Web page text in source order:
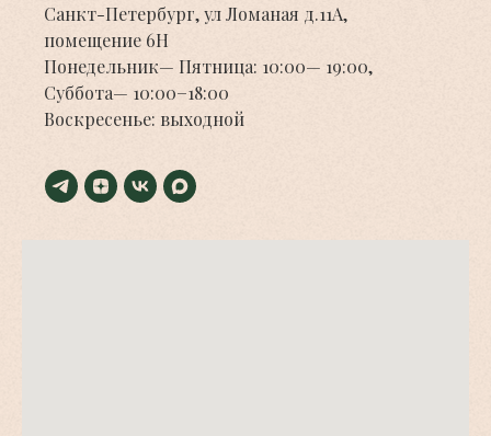
Санкт-Петербург, ул Ломаная д.11А,
помещение 6Н
Понедельник— Пятница: 10:00— 19:00,
Суббота— 10:00−18:00
Воскресенье: выходной